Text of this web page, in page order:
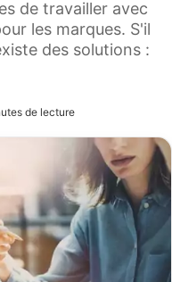
de travailler avec
les marques. S'il
des solutions :
de lecture